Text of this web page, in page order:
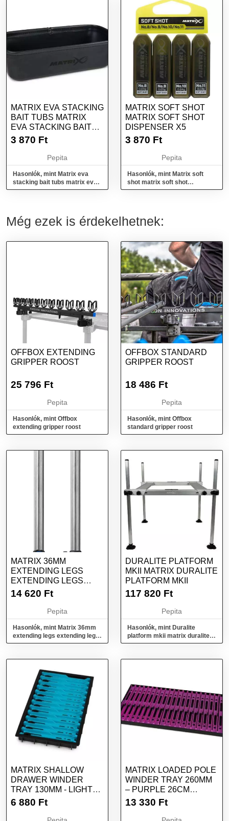
MATRIX EVA STACKING
BAIT TUBS MATRIX
EVA STACKING BAIT
TUB 2PT
3 870 Ft
Pepita
Hasonlók, mint Matrix eva
stacking bait tubs matrix eva
stacking bait tub 2pt
MATRIX SOFT SHOT
MATRIX SOFT SHOT
DISPENSER X5
3 870 Ft
Pepita
Hasonlók, mint Matrix soft
shot matrix soft shot
dispenser x5
Még ezek is érdekelhetnek:
OFFBOX EXTENDING
GRIPPER ROOST
25 796 Ft
Pepita
Hasonlók, mint Offbox
extending gripper roost
OFFBOX STANDARD
GRIPPER ROOST
18 486 Ft
Pepita
Hasonlók, mint Offbox
standard gripper roost
MATRIX 36MM
EXTENDING LEGS
EXTENDING LEGS
36MM/45CM X2
14 620 Ft
Pepita
Hasonlók, mint Matrix 36mm
extending legs extending legs
36mm/45cm x2
DURALITE PLATFORM
MKII MATRIX DURALITE
PLATFORM MKII
117 820 Ft
Pepita
Hasonlók, mint Duralite
platform mkii matrix duralite
platform mkii
MATRIX SHALLOW
DRAWER WINDER
TRAY 130MM - LIGHT
BLUE 13CM LIGHT...
6 880 Ft
MATRIX LOADED POLE
WINDER TRAY 260MM
– PURPLE 26CM
PURPLE POLE WI...
13 330 Ft